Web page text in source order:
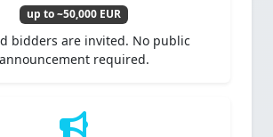
up to ~50,000 EUR
bidders are invited. No public
announcement required.